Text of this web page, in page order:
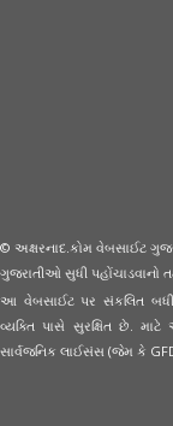
© અક્ષરનાદ.કોમ વેબસાઈટ
ગુજરાતીઓ સુધી પહોંચાડવાનો
આ વેબસાઈટ પર સંકલિત બધી
વ્યક્તિ પાસે સુરક્ષિત છે.
સાર્વજનિક લાઈસંસ (જેમ કે